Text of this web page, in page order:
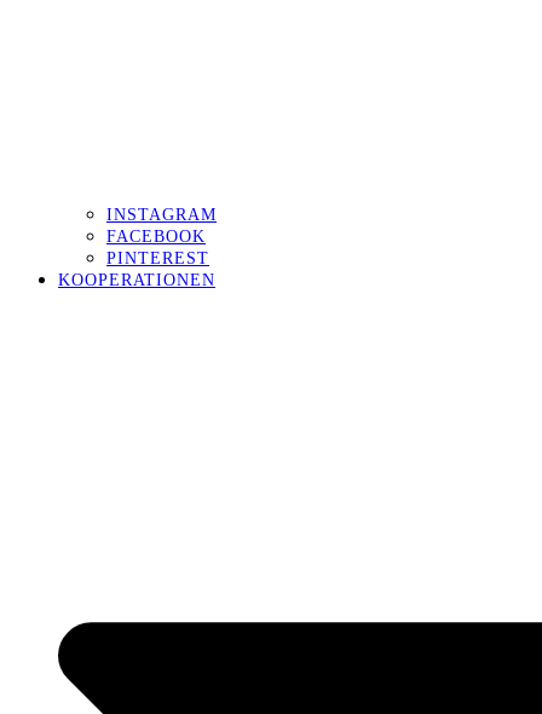
INSTAGRAM
FACEBOOK
PINTEREST
KOOPERATIONEN